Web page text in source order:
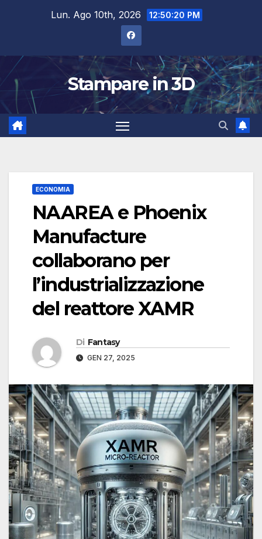
Lun. Ago 10th, 2026 12:50:21 PM
Stampare in 3D
ECONOMIA
NAAREA e Phoenix
Manufacture
collaborano per
l’industrializzazione
del reattore XAMR
Di Fantasy
GEN 27, 2025